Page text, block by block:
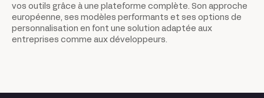
vos outils grâce à une plateforme complète. Son approche
européenne, ses modèles performants et ses options de
personnalisation en font une solution adaptée aux
entreprises comme aux développeurs.